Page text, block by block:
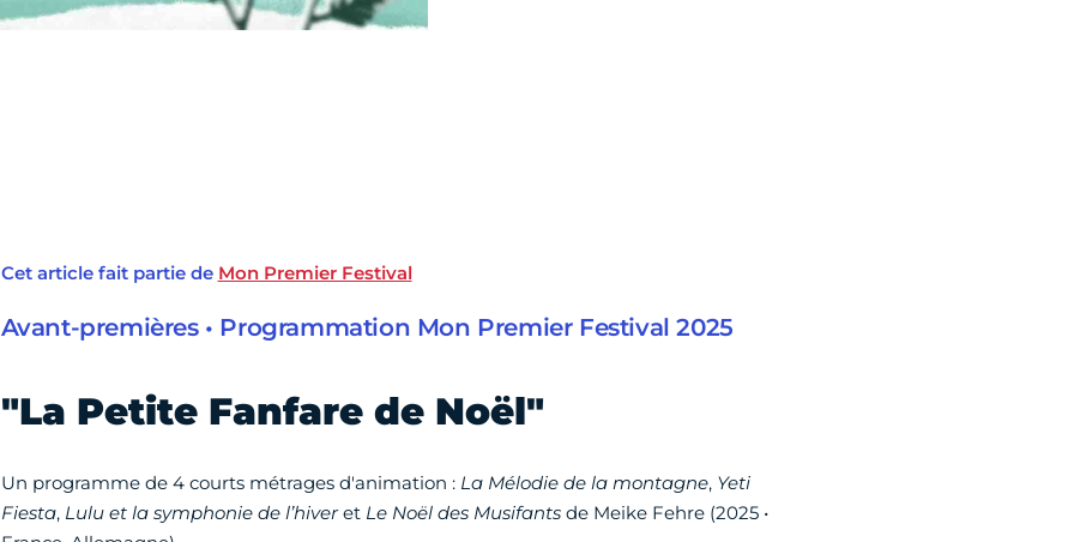
Cet article fait partie de Mon Premier Festival
Avant-premières • Programmation Mon Premier Festival 2025
"La Petite Fanfare de Noël"
Un programme de 4 courts métrages d'animation :La Mélodie de la montagne,Yeti
Fiesta, Lulu et la symphonie de l’hiveretLe Noël des Musifants de Meike Fehre (2025 •